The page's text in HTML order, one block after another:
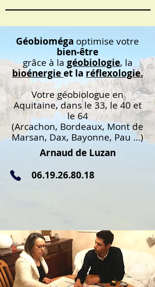
Géobioméga optimise votre
bien-être
grâce à la géobiologie, la
bioénergieet la réflexologie.
Votre géobiologue en
Aquitaine, dans le 33, le 40 et
le 64
(Arcachon, Bordeaux, Mont de
Marsan, Dax, Bayonne, Pau ...)
Arnaud de Luzan
06.19.26.80.18